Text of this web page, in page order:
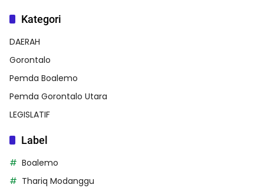
Kategori
DAERAH
Gorontalo
Pemda Boalemo
Pemda Gorontalo Utara
LEGISLATIF
Label
Boalemo
Thariq Modanggu